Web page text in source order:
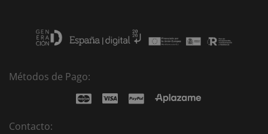
Métodos de Pago:
Contacto: